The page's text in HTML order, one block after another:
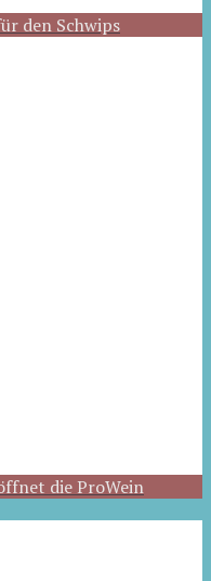
den Schwips
die ProWein